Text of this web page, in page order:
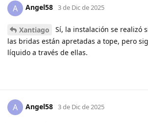
A Angel58 3 de Dic de 2025
Xantiago
Sí, la instalación se realizó
las bridas están apretadas a tope, pero
líquido a través de ellas.
A Angel58 3 de Dic de 2025